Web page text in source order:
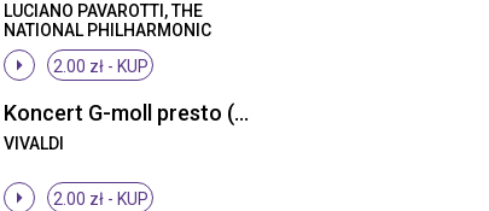
LUCIANO PAVAROTTI, THE
NATIONAL PHILHARMONIC
ORCHESTRA, KURT HERBERT
ADLER2.00 zł - KUP
Koncert G-moll presto (Lato cz. 3 burza)
VIVALDI
2.00 zł - KUP